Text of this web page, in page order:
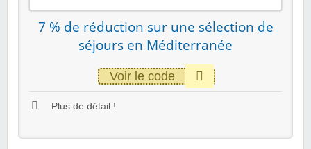
7 % de réduction sur une sélection de
séjours en Méditerranée
Voir le code
Plus de détail !